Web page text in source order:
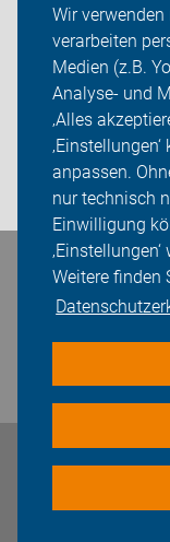
Wir
verarbeiten
Medien (z.B.
Analyse- und
‚Alles
anpassen.
nur technisch
Einwilligung
Weitere finden
ADFC Sendenhorst
Sei dabei
Presse
Login
Bleiben Sie in